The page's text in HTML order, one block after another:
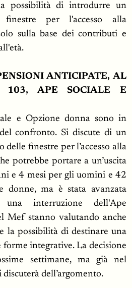
possibilità di introdurre un
finestre per l'accesso alla
sulla base dei contributi e
ANTICIPATE, AL
103, APE SOCIALE E
e Opzione donna sono in
confronto. Si discute di un
delle finestre per l’accesso alla
potrebbe portare a un’uscita
e 4 mesi per gli uomini e 42
ma è stata avanzata
interruzione dell'Ape
Mef stanno valutando anche
la possibilità di destinare una
integrative. La decisione
settimane, ma già nel
dell’argomento.